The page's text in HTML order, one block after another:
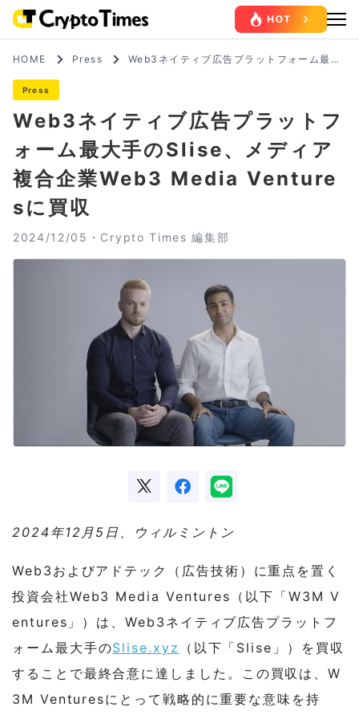
HOME Press
Web3ネイティブ広告プラットフォーム最大
Press
Web3ネイティブ広告プラットフ
ォーム最大手のSlise、メディア
複合企業Web3 Media Venture
sに買収
2024/12/05・ Crypto Times 編集部
2024年12月5日、ウィルミントン
Web3およびアドテック（広告技術）に重点を置く
投資会社Web3 Media Ventures（以下「W3M V
entures」）は、Web3ネイティブ広告プラットフ
ォーム最大手のSlise.xyz
（以下「Slise」）を買収
することで最終合意に達しました。この買収は、W
3M Venturesにとって戦略的に重要な意味を持